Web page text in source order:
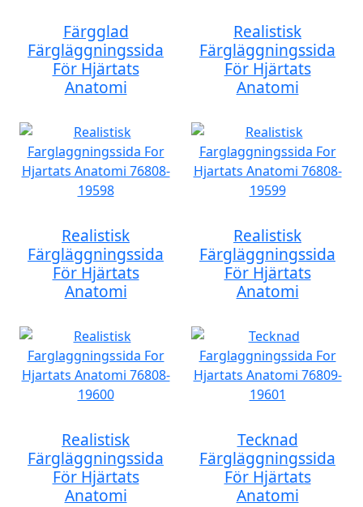
Färgglad
Färgläggningssida
För Hjärtats
Anatomi
Realistisk
Färgläggningssida
För Hjärtats
Anatomi
Realistisk
Färgläggningssida
För Hjärtats
Anatomi
Realistisk
Färgläggningssida
För Hjärtats
Anatomi
Realistisk
Färgläggningssida
För Hjärtats
Anatomi
Tecknad
Färgläggningssida
För Hjärtats
Anatomi